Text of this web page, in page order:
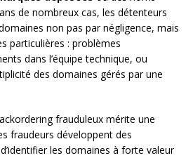
de nombreux cas, les détenteurs
non pas par négligence, mais
particulières : problèmes
dans l’équipe technique, ou
des domaines gérés par une
frauduleux mérite une
fraudeurs développent des
les domaines à forte valeur